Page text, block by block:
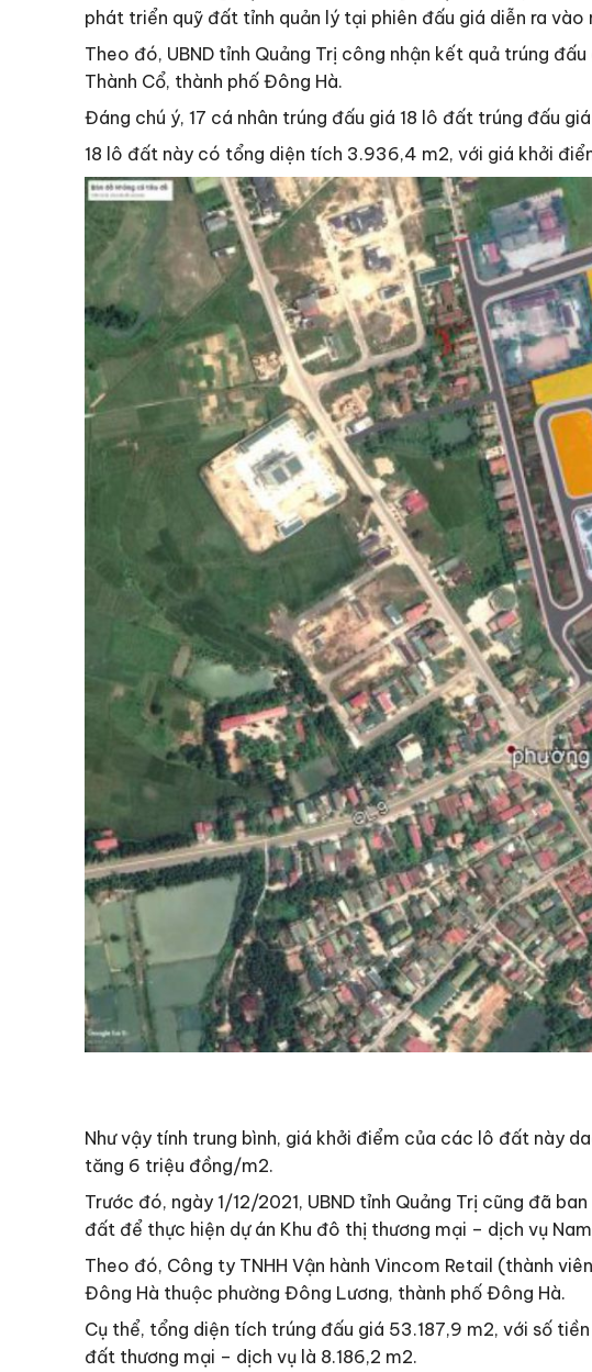
phát triển quỹ đất tỉnh quản lý tại phiên đấu giá diễn ra vào
Theo đó, UBND tỉnh Quảng Trị công nhận kết quả trúng
Thành Cổ, thành phố Đông Hà.
Đáng chú ý, 17 cá nhân trúng đấu giá 18 lô đất trúng đấu
18 lô đất này có tổng diện tích 3.936,4 m2, với giá khởi
Như vậy tính trung bình, giá khởi điểm của các lô đất này
tăng 6 triệu đồng/m2.
Trước đó, ngày 1/12/2021, UBND tỉnh Quảng Trị cũng đã
đất để thực hiện dự án Khu đô thị thương mại – dịch vụ
Theo đó, Công ty TNHH Vận hành Vincom Retail (thành
Đông Hà thuộc phường Đông Lương, thành phố Đông Hà.
Cụ thể, tổng diện tích trúng đấu giá 53.187,9 m2, với số
đất thương mại – dịch vụ là 8.186,2 m2.